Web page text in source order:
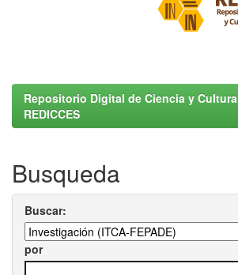
Repositorio Digital de Ciencia y
REDICCES
Busqueda
Buscar:
por